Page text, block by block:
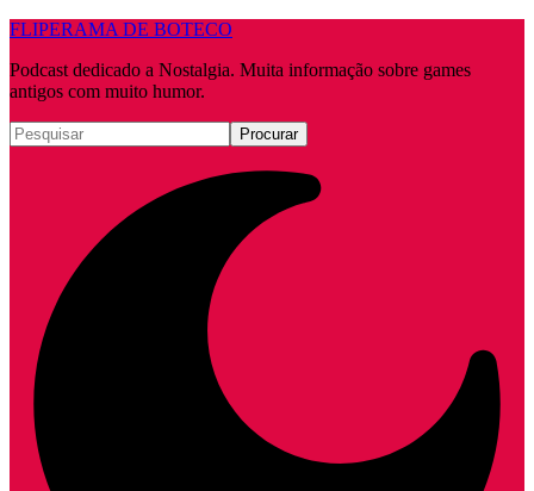
FLIPERAMA DE BOTECO
Podcast dedicado a Nostalgia. Muita informação sobre games
antigos com muito humor.